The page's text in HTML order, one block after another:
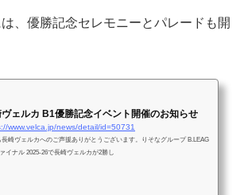
、優勝記念セレモニーとパレードも開
ェルカ B1優勝記念イベント開催のお知らせ
www.velca.jp/news/detail/id=50731
長崎ヴェルカへのご声援ありがとうございます。りそなグループ B.LEAG
イナル 2025-26で長崎ヴェルカが2勝し